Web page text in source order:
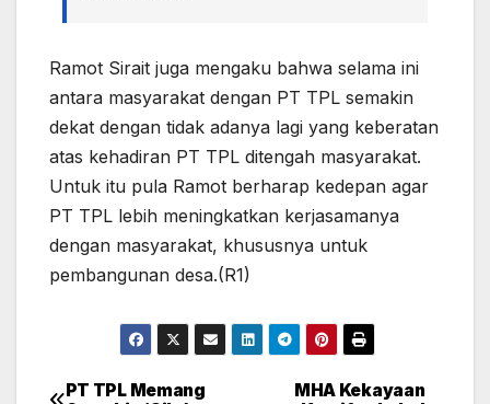
Ramot Sirait juga mengaku bahwa selama ini
antara masyarakat dengan PT TPL semakin
dekat dengan tidak adanya lagi yang keberatan
atas kehadiran PT TPL ditengah masyarakat.
Untuk itu pula Ramot berharap kedepan agar
PT TPL lebih meningkatkan kerjasamanya
dengan masyarakat, khususnya untuk
pembangunan desa.(R1)
MHA Kekayaan
PT TPL Memang